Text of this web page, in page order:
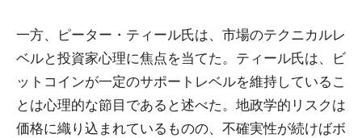
一方、ピーター・ティール氏は、市場のテクニカルレ
ベルと投資家心理に焦点を当てた。ティール氏は、ビ
ットコインが一定のサポートレベルを維持しているこ
とは心理的な節目であると述べた。地政学的リスクは
価格に織り込まれているものの、不確実性が続けばボ